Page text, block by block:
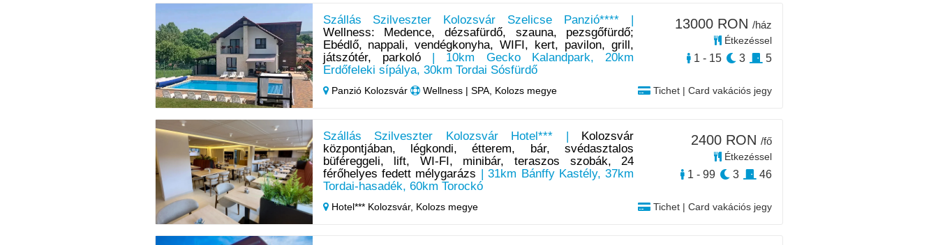
Szállás Szilveszter Kolozsvár Szelicse Panzió**** |
Wellness: Medence, dézsafürdő, szauna, pezsgőfürdő;
Ebédlő, nappali, vendégkonyha, WIFI, kert, pavilon, grill,
játszótér, parkoló| 10km Gecko Kalandpark, 20km
Erdőfeleki sípálya, 30km Tordai Sósfürdő
Panzió Kolozsvár Wellness | SPA, Kolozs megye Tichet | Card vakációs jegy
13000 RON /ház
Étkezéssel
1 - 15 3 5
Szállás Szilveszter Kolozsvár Hotel*** |
Kolozsvár
központjában, légkondi, étterem, bár, svédasztalos
büféreggeli, lift, WI-FI, minibár, teraszos szobák, 24
férőhelyes fedett mélygarázs | 31km Bánffy Kastély, 37km
Tordai-hasadék, 60km Torockó
Hotel*** Kolozsvár, Kolozs megye Tichet | Card vakációs jegy
2400 RON /fő
Étkezéssel
1 - 99 3 46